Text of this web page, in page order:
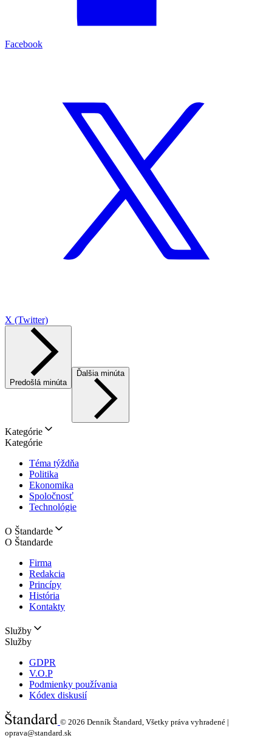
Facebook
X (Twitter)
Predošlá minúta
Ďalšia minúta
Kategórie
Kategórie
Téma týždňa
Politika
Ekonomika
Spoločnosť
Technológie
O Štandarde
O Štandarde
Firma
Redakcia
Princípy
História
Kontakty
Služby
Služby
GDPR
V.O.P
Podmienky používania
Kódex diskusií
© 2026 Denník Štandard, Všetky práva vyhradené |
oprava@standard.sk